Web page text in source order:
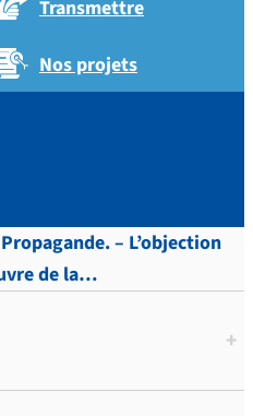
Transmettre
Nos projets
– L’objection
de la…
+